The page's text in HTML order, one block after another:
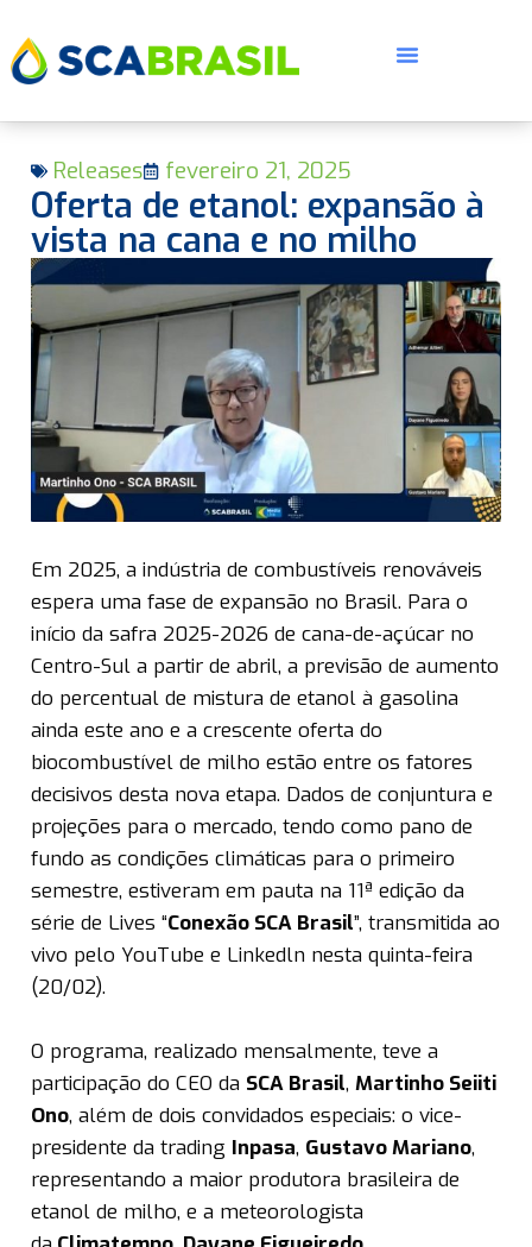
Releases fevereiro 21, 2025
Oferta de etanol: expansão à
vista na cana e no milho
Em 2025, a indústria de combustíveis renováveis
espera uma fase de expansão no Brasil. Para o
início da safra 2025-2026 de cana-de-açúcar no
Centro-Sul a partir de abril, a previsão de aumento
do percentual de mistura de etanol à gasolina
ainda este ano e a crescente oferta do
biocombustível de milho estão entre os fatores
decisivos desta nova etapa. Dados de conjuntura e
projeções para o mercado, tendo como pano de
fundo as condições climáticas para o primeiro
semestre, estiveram em pauta na 11ª edição da
série de Lives “Conexão SCA Brasil”, transmitida ao
vivo pelo YouTube e Linkedln nesta quinta-feira
(20/02).
O programa, realizado mensalmente, teve a
participação do CEO da SCA Brasil, Martinho Seiiti
Ono, além de dois convidados especiais: o vice-
presidente da trading Inpasa, Gustavo Mariano,
representando a maior produtora brasileira de
etanol de milho, e a meteorologista